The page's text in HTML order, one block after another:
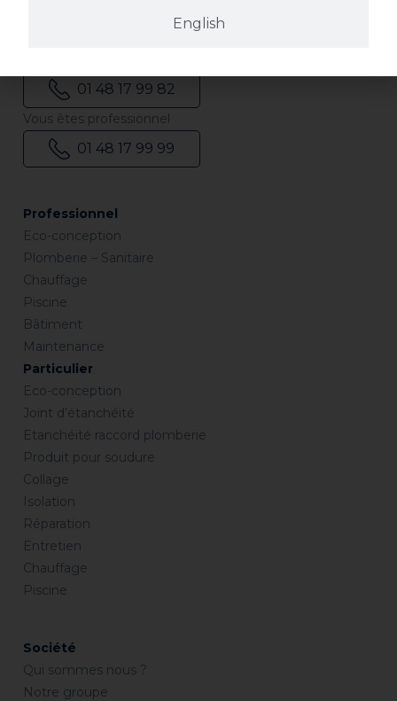
Professionnel
Eco-conception
Plomberie – Sanitaire
Chauffage
Piscine
Bâtiment
Maintenance
Particulier
Eco-conception
Joint d’étanchéité
Etanchéité raccord plomberie
Produit pour soudure
Collage
Isolation
Réparation
Entretien
Chauffage
Piscine
Société
Qui sommes nous ?
Notre groupe
01 48 17 99 82
Vous êtes professionnel
01 48 17 99 99
English